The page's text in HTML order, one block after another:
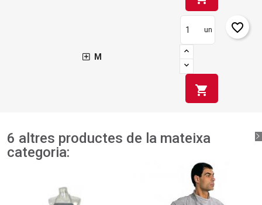
M
un
shopping_cart
favorite_border
6 altres productes de la mateixa
categoria: